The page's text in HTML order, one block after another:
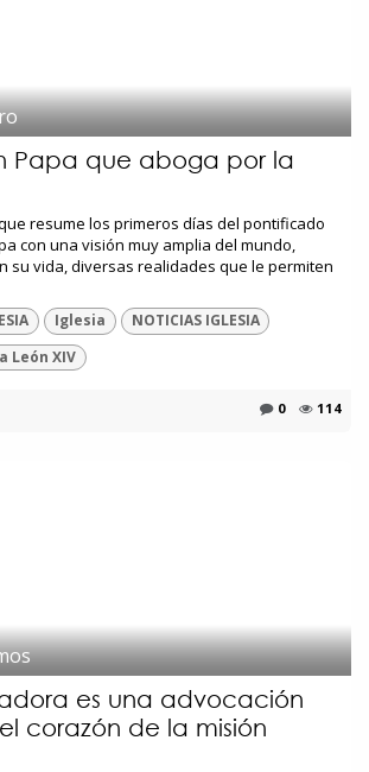
Papa que aboga por la
resume los primeros días del pontificado
con una visión muy amplia del mundo,
su vida, diversas realidades que le permiten
Iglesia
NOTICIAS IGLESIA
León XIV
0 114
es una advocación
corazón de la misión